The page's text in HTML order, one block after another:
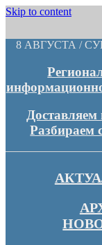
Skip to content
8 АВГУСТА /
Доставляем
Разбираем